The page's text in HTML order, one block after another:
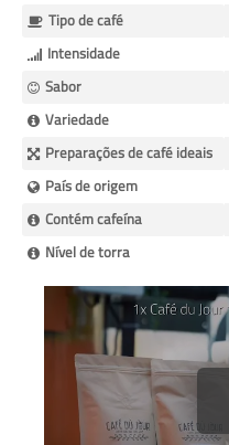
Tipo de café
Intensidade
Sabor
Variedade
Preparações de café ideais
País de origem
Contém cafeína
Nível de torra